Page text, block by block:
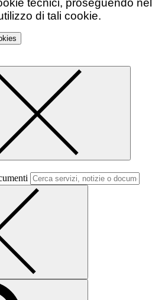
tecnici, proseguendo
di tali cookie.